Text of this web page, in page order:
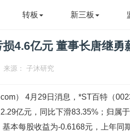
转板 新三板
4.6亿元 董事长唐继勇
来源： 子沐研究
） 4月29日消息，*ST百特（
亿元，同比下滑83.35%；归属
本每股收益为-0.6168元，上年同